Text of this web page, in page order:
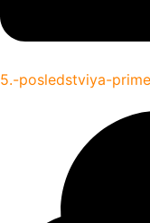
5.-posledstviya-